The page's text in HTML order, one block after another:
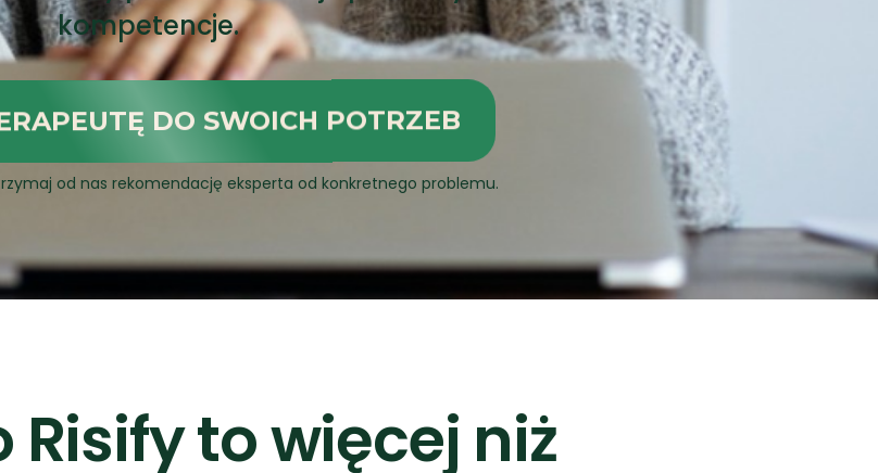
kompetencje.
DO SWOICH POTRZEB
od nas rekomendację eksperta od konkretnego problemu.
Risify to więcej niż